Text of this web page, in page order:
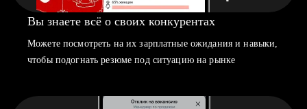
Вы знаете всё о своих конкурентах
Можете посмотреть на их зарплатные ожидания и навыки,
чтобы подогнать резюме под ситуацию на рынке